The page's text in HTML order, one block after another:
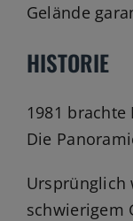
Gelände
HISTORIE
1981
Die
Ursprünglich
schwierigem